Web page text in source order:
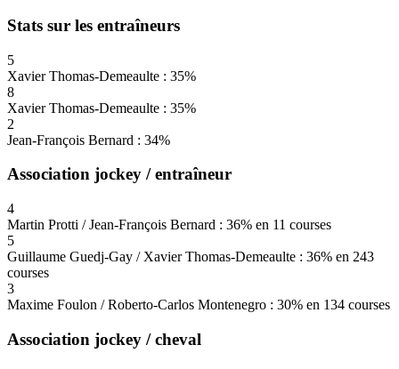
Stats sur les entraîneurs
5
Xavier Thomas-Demeaulte : 35%
8
Xavier Thomas-Demeaulte : 35%
2
Jean-François Bernard : 34%
Association jockey / entraîneur
4
Martin Protti / Jean-François Bernard : 36% en 11 courses
5
Guillaume Guedj-Gay / Xavier Thomas-Demeaulte : 36% en 243
courses
3
Maxime Foulon / Roberto-Carlos Montenegro : 30% en 134 courses
Association jockey / cheval